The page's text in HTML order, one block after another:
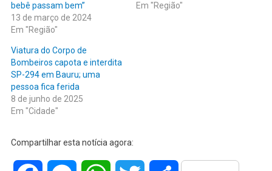
bebê passam bem”
13 de março de 2024
Em "Região"
Em "Região"
Viatura do Corpo de
Bombeiros capota e interdita
SP-294 em Bauru; uma
pessoa fica ferida
8 de junho de 2025
Em "Cidade"
Compartilhar esta notícia agora: